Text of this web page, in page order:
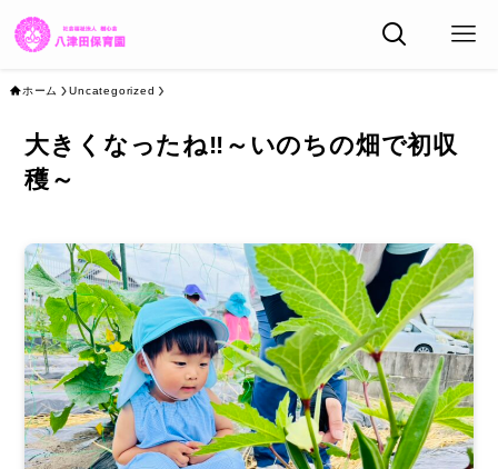
ホーム Uncategorized
大きくなったね‼～いのちの畑で初収
穫～